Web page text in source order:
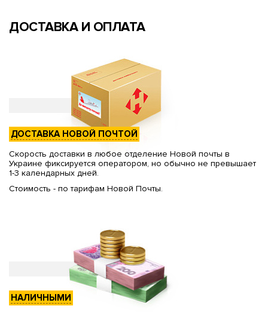
ДОСТАВКА И ОПЛАТА
ДОСТАВКА НОВОЙ ПОЧТОЙ
Скорость доставки в любое отделение Новой почты в
Украине фиксируется оператором, но обычно не превышает
1-3 календарных дней.
Стоимость - по тарифам Новой Почты.
НАЛИЧНЫМИ